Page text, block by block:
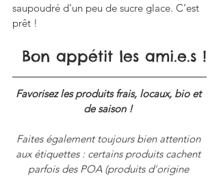
saupoudré d’un peu de sucre glace. C’est
prêt !
Bon appétit les ami.e.s !
Favorisez les produits frais, locaux, bio et
de saison !
Faites également toujours bien attention
aux étiquettes : certains produits cachent
parfois des POA (produits d’origine